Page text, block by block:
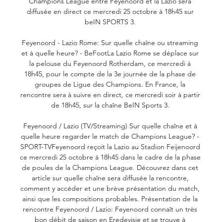
diffusée en direct ce mercredi 25 octobre à 18h45 sur
beIN SPORTS 3.
Feyenoord - Lazio Rome: Sur quelle chaîne ou streaming
et à quelle heure? - BeFootLa Lazio Rome se déplace sur
la pelouse du Feyenoord Rotherdam, ce mercredi à
18h45, pour le compte de la 3e journée de la phase de
groupes de Ligue des Champions. En France, la
rencontre sera à suivre en direct, ce mercredi soir à partir
de 18h45, sur la chaîne BeIN Sports 3.
Feyenoord / Lazio (TV/Streaming) Sur quelle chaîne et à
quelle heure regarder le match de Champions League? -
SPORT-TVFeyenoord reçoit la Lazio au Stadion Feijenoord
ce mercredi 25 octobre à 18h45 dans le cadre de la phase
de poules de la Champions League. Découvrez dans cet
article sur quelle chaîne sera diffusée la rencontre,
comment y accéder et une brève présentation du match,
ainsi que les compositions probables. Présentation de la
rencontre Feyenoord / Lazio: Feyenoord connaît un très
bon débit de saison en Eredevisie et se trouve à